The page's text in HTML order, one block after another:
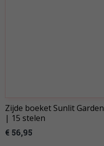
Zijde boeket Sunlit Garden
| 15 stelen
€ 56,95